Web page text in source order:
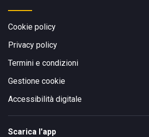
Cookie policy
Privacy policy
Termini e condizioni
Gestione cookie
Accessibilità digitale
Scarica l'app